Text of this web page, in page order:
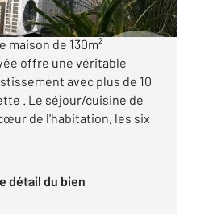
calme de
maison de 130m²
offre une véritable
avec plus de 10
. Le séjour/cuisine de
de l'habitation, les six
détail du bien